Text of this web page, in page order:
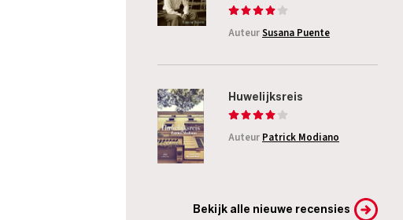
AuteurSusana Puente
Huwelijksreis
Auteur Patrick Modiano
Bekijk alle nieuwe recensies